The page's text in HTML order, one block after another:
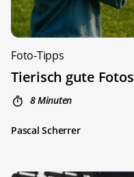
Foto-Tipps
Tierisch gute Fotos
8 Minuten
Pascal Scherrer